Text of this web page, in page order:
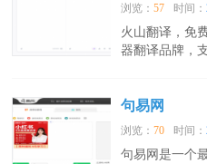
浏览：57 时间：
火山翻译，免
器翻译品牌，
句易网
浏览：70 时间：
句易网是一个